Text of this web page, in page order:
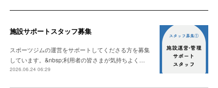
施設サポートスタッフ募集
スポーツジムの運営をサポートしてくださる方を募集
しています。&nbsp;利用者の皆さまが気持ちよく…
2026.06.24 06:29